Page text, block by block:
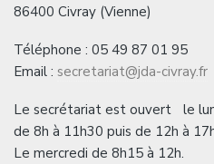
86400 Civray (Vienne)
Téléphone : 05 49 87 01 95
Email : secretariat@jda-civray.fr
Le secrétariat est ouvert le
de 8h à 11h30 puis de 12h à
Le mercredi de 8h15 à 12h.